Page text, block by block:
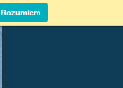
Rozumiem